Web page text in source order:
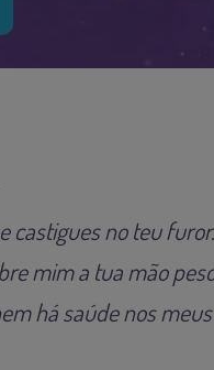
castigues no teu furor.
mim a tua mão
há saúde nos